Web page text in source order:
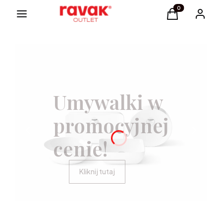
Menu Produkty w
Koszyk Zaloguj
Umywalki w
promocyjnej
cenie!
Kliknij tutaj